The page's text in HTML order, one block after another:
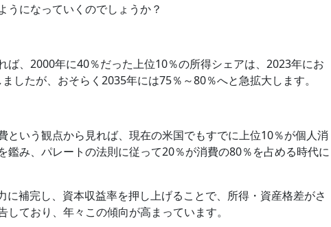
うになっていくのでしょうか？
ば、2000年に40％だった上位10％の所得シェアは、2023年にお
したが、おそらく2035年には75％～80％へと急拡大します。
という観点から見れば、現在の米国でもすでに上位10％が個人消
鑑み、パレートの法則に従って20％が消費の80％を占める時代に
に補完し、資本収益率を押し上げることで、所得・資産格差がさ
ており、年々この傾向が高まっています。